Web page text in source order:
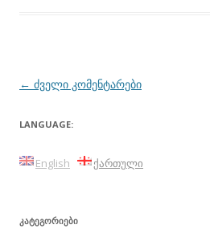
პოსტის
← ძველი კომენტარები
LANGUAGE:
English ქართული
ᲙᲐᲢᲔᲒᲝᲠᲘᲔᲑᲘ